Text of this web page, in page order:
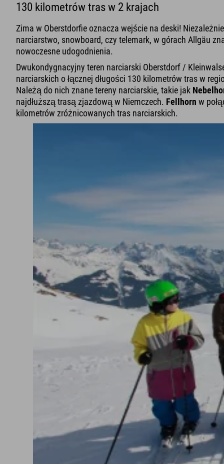
130 kilometrów tras w 2 krajach
Zima w Oberstdorfie oznacza wejście na deski!
narciarstwo, snowboard, czy telemark, w górach Allgäu
nowoczesne udogodnienia.
Dwukondygnacyjny teren narciarski Oberstdorf /
narciarskich o łącznej długości 130 kilometrów tras w
Należą do nich znane tereny narciarskie, takie jak
najdłuższą trasą zjazdową w Niemczech. Fellhorn w
kilometrów zróżnicowanych tras narciarskich.